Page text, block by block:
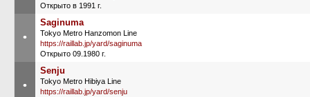
Открыто в 1991 г.
•
Saginuma
Tokyo Metro Hanzomon Line
https://raillab.jp/yard/saginuma
Открыто 09.1980 г.
•
Senju
Tokyo Metro Hibiya Line
https://raillab.jp/yard/senju